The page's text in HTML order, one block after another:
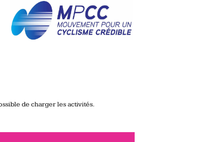
de charger les activités.